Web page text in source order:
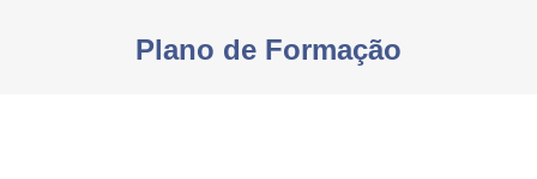
Plano de Formação